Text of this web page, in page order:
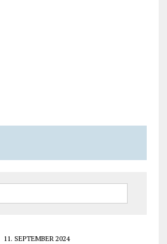
11. SEPTEMBER 2024